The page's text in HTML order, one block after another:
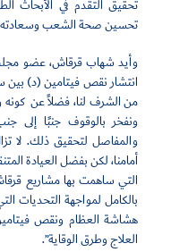
تحقيق التقدم في الأبحاث
تحسين صحة الشعب
وأيد شهاب قرقاش، عضو
من الشرف لنا، فضلاً عن كونه
ونفخر بالوقوف جنبًا إلى
والمفاصل لتحقيق ذلك. لا
أمامنا، لكن بفضل العيادة
التي ساهمت بها مشاريع
بالكامل لمواجهة التحديات
هشاشة العظام ونقص
العلاج وطرق الوقاية”.